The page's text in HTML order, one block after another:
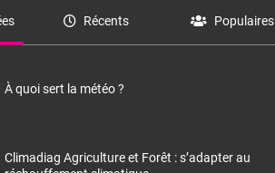
Récents Populaires
À quoi sert la météo ?
Climadiag Agriculture et Forêt : s’adapter au